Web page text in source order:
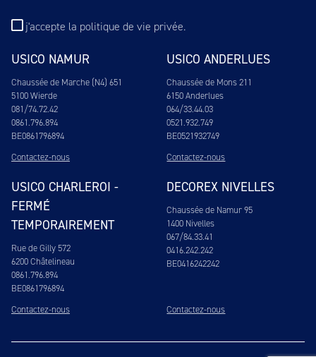
j'accepte la politique de vie privée.
USICO NAMUR
Chaussée de Marche (N4) 651
5100 Wierde
081/74.72.42
0861.796.894
BE0861796894
Contactez-nous
USICO ANDERLUES
Chaussée de Mons 211
6150 Anderlues
064/33.44.03
0521.932.749
BE0521932749
Contactez-nous
USICO CHARLEROI -
FERMÉ
TEMPORAIREMENT
Rue de Gilly 572
6200 Châtelineau
0861.796.894
BE0861796894
Contactez-nous
DECOREX NIVELLES
Chaussée de Namur 95
1400 Nivelles
067/84.33.41
0416.242.242
BE0416242242
Contactez-nous